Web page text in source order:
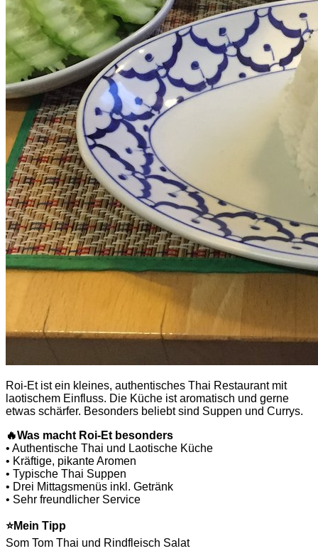
Roi-Et ist ein kleines, authentisches Thai Restaurant mit
laotischem Einfluss. Die Küche ist aromatisch und gerne
etwas schärfer. Besonders beliebt sind Suppen und Currys.
🔥Was macht Roi-Et besonders
• Authentische Thai und Laotische Küche
• Kräftige, pikante Aromen
• Typische Thai Suppen
• Drei Mittagsmenüs inkl. Getränk
• Sehr freundlicher Service
⭐Mein Tipp
Som Tom Thai und Rindfleisch Salat